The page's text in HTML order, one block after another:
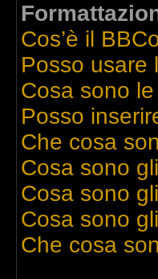
Cos’è il
Posso usare
Cosa sono
Posso
Che cosa
Cosa sono
Cosa sono
Cosa sono
Che cosa